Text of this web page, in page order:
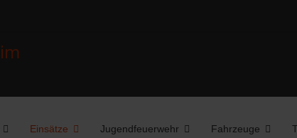
Einsätze Jugendfeuerwehr Fahrzeuge